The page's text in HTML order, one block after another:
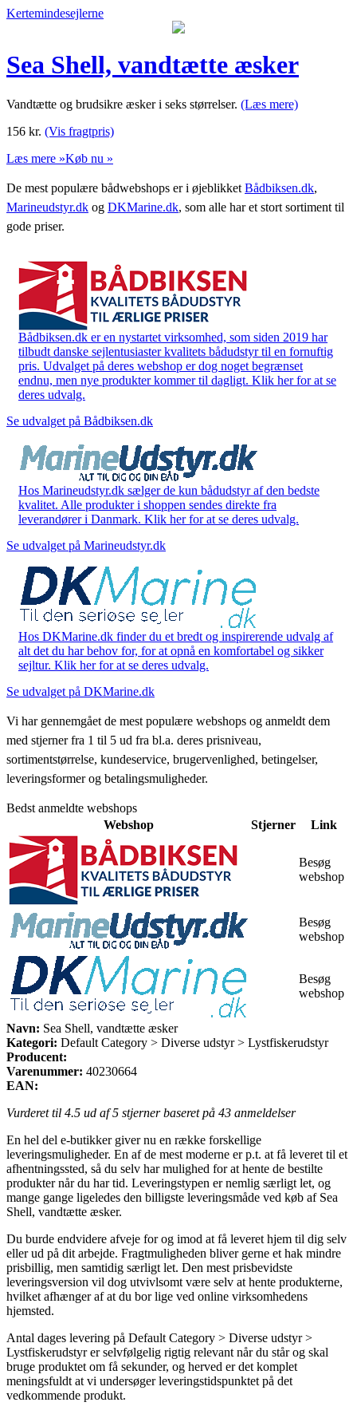
Kertemindesejlerne
Sea Shell, vandtætte æsker
Vandtætte og brudsikre æsker i seks størrelser. (Læs mere)
156 kr. (Vis fragtpris)
Læs mere »Køb nu »
De mest populære bådwebshops er i øjeblikket Bådbiksen.dk,
Marineudstyr.dk og DKMarine.dk, som alle har et stort sortiment til
gode priser.
Bådbiksen.dk er en nystartet virksomhed, som siden 2019 har
tilbudt danske sejlentusiaster kvalitets bådudstyr til en fornuftig
pris. Udvalget på deres webshop er dog noget begrænset
endnu, men nye produkter kommer til dagligt. Klik her for at se
deres udvalg.
Se udvalget på Bådbiksen.dk
Hos Marineudstyr.dk sælger de kun bådudstyr af den bedste
kvalitet. Alle produkter i shoppen sendes direkte fra
leverandører i Danmark. Klik her for at se deres udvalg.
Se udvalget på Marineudstyr.dk
Hos DKMarine.dk finder du et bredt og inspirerende udvalg af
alt det du har behov for, for at opnå en komfortabel og sikker
sejltur. Klik her for at se deres udvalg.
Se udvalget på DKMarine.dk
Vi har gennemgået de mest populære webshops og anmeldt dem
med stjerner fra 1 til 5 ud fra bl.a. deres prisniveau,
sortimentstørrelse, kundeservice, brugervenlighed, betingelser,
leveringsformer og betalingsmuligheder.
Bedst anmeldte webshops
Webshop
Stjerner Link
Besøg
webshop
Besøg
webshop
Besøg
webshop
Navn: Sea Shell, vandtætte æsker
Kategori: Default Category > Diverse udstyr > Lystfiskerudstyr
Producent:
Varenummer: 40230664
EAN:
Vurderet til 4.5 ud af 5 stjerner baseret på 43 anmeldelser
En hel del e-butikker giver nu en række forskellige
leveringsmuligheder. En af de mest moderne er p.t. at få leveret til et
afhentningssted, så du selv har mulighed for at hente de bestilte
produkter når du har tid. Leveringstypen er nemlig særligt let, og
mange gange ligeledes den billigste leveringsmåde ved køb af Sea
Shell, vandtætte æsker.
Du burde endvidere afveje for og imod at få leveret hjem til dig selv
eller ud på dit arbejde. Fragtmuligheden bliver gerne et hak mindre
prisbillig, men samtidig særligt let. Den mest prisbevidste
leveringsversion vil dog utvivlsomt være selv at hente produkterne,
hvilket afhænger af at du bor lige ved online virksomhedens
hjemsted.
Antal dages levering på Default Category > Diverse udstyr >
Lystfiskerudstyr er selvfølgelig rigtig relevant når du står og skal
bruge produktet om få sekunder, og herved er det komplet
meningsfuldt at vi undersøger leveringstidspunktet på det
vedkommende produkt.